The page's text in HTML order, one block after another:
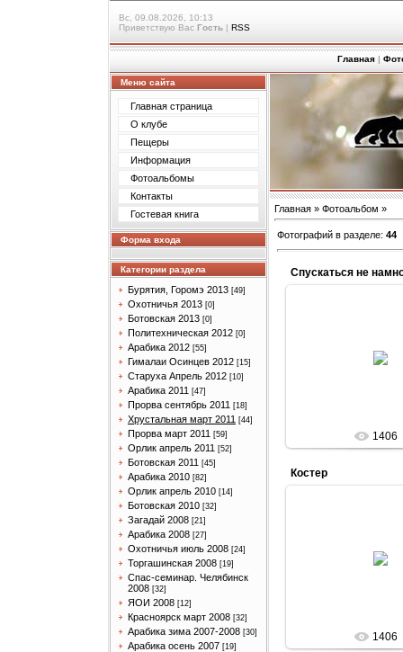
Вс, 09.08.2026, 10:13
Приветствую Вас Гость | RSS
Главная |
Меню сайта
Главная страница
О клубе
Пещеры
Информация
Фотоальбомы
Контакты
Гостевая книга
Форма входа
Категории раздела
Бурятия, Горомэ 2013 [49]
Охотничья 2013 [0]
Ботовская 2013 [0]
Политехническая 2012 [0]
Арабика 2012 [55]
Гималаи Осинцев 2012 [15]
Старуха Апрель 2012 [10]
Арабика 2011 [47]
Прорва сентябрь 2011 [18]
Хрустальная март 2011 [44]
Прорва март 2011 [59]
Орлик апрель 2011 [52]
Ботовская 2011 [45]
Арабика 2010 [82]
Орлик апрель 2010 [14]
Ботовская 2010 [32]
Загадай 2008 [21]
Арабика 2008 [27]
Охотничья июль 2008 [24]
Торгашинская 2008 [19]
Спас-семинар. Челябинск
2008 [32]
ЯОИ 2008 [12]
Красноярск март 2008 [32]
Арабика зима 2007-2008 [30]
Арабика осень 2007 [19]
Главная » Фотоальбом »
Фотографий в разделе: 44
Спускаться не
чем
1406
Костер
Костер
1406